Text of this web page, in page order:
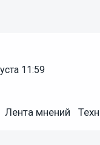
11:59
Лента мнений